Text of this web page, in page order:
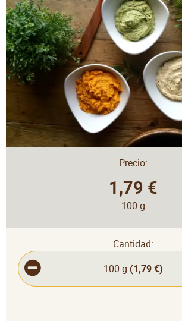
Precio:
1,79 €
100 g
Cantidad:
100 g (1,79 €)